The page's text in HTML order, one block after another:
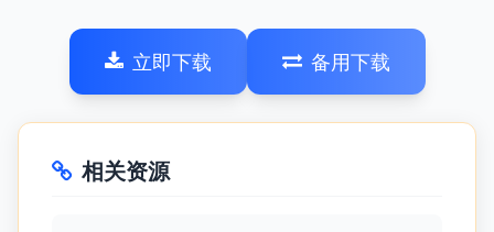
立即下载 备用下载
相关资源